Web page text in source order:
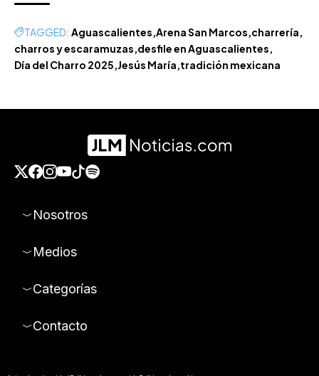
TAGGED: Aguascalientes Arena San Marcos charrería
charros y escaramuzas desfile en Aguascalientes
Día del Charro 2025 Jesús María tradición mexicana
Nosotros
Medios
Categorías
Contacto